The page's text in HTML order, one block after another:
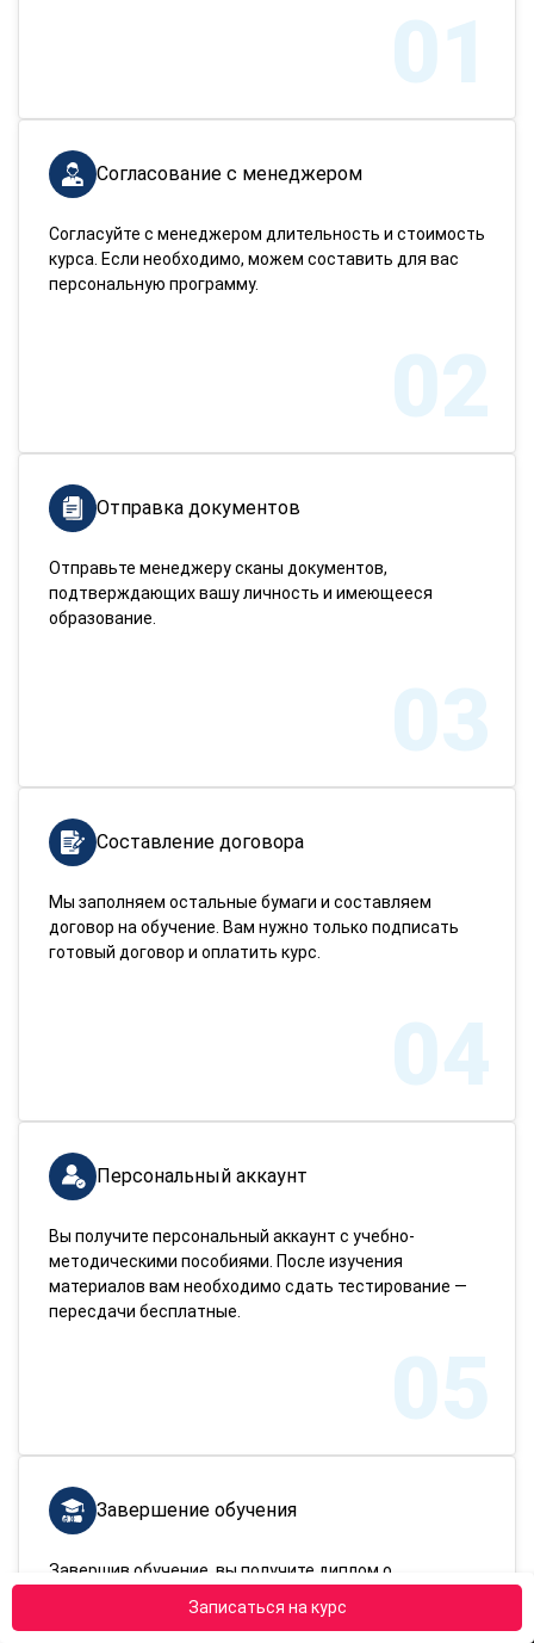
Записаться на курс
01
Согласование с менеджером
Согласуйте с менеджером длительность и стоимость
курса. Если необходимо, можем составить для вас
персональную программу.
02
Отправка документов
Отправьте менеджеру сканы документов,
подтверждающих вашу личность и имеющееся
образование.
03
Составление договора
Мы заполняем остальные бумаги и составляем
договор на обучение. Вам нужно только подписать
готовый договор и оплатить курс.
04
Персональный аккаунт
Вы получите персональный аккаунт с учебно-
методическими пособиями. После изучения
материалов вам необходимо сдать тестирование —
пересдачи бесплатные.
05
Завершение обучения
Завершив обучение, вы получите диплом о